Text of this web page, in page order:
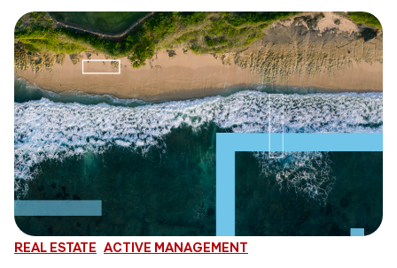
REAL ESTATE ACTIVE MANAGEMENT